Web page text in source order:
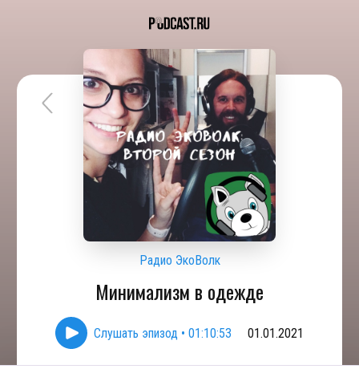
Радио ЭкоВолк
Минимализм в одежде
Слушать эпизод • 01:10:53 01.01.2021